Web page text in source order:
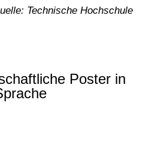
Technische Hochschule
Poster in